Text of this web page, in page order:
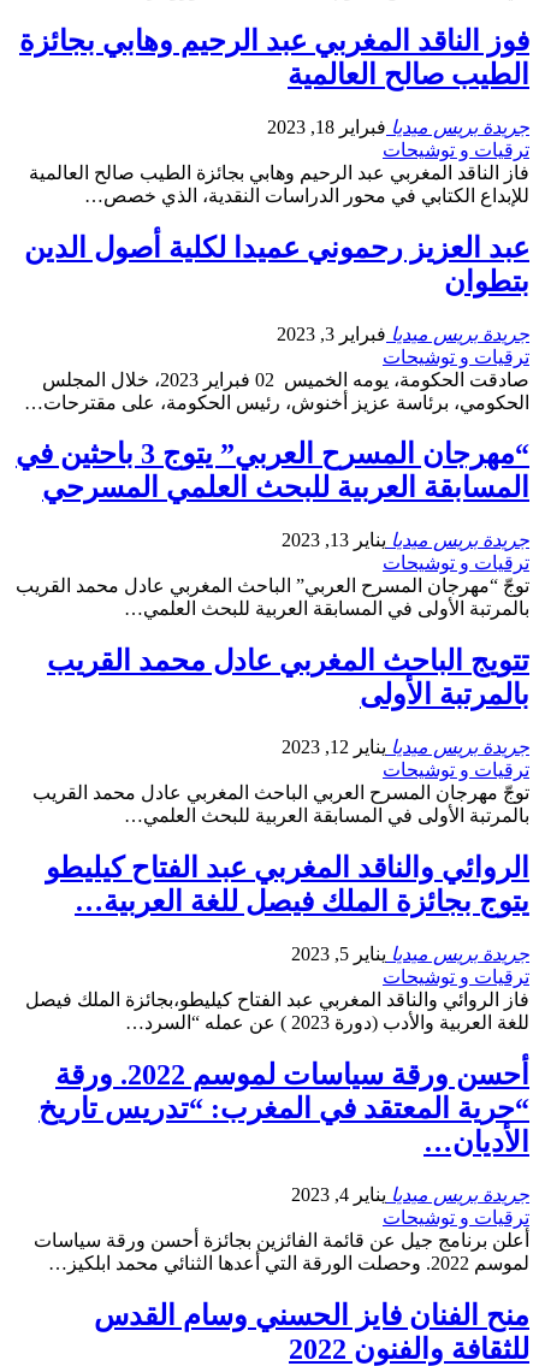
فوز الناقد المغربي عبد الرحيم وهابي بجائزة
الطيب صالح العالمية
جريدة بريس ميديا فبراير 18, 2023
ترقيات و توشيحات
فاز الناقد المغربي عبد الرحيم وهابي بجائزة الطيب صالح العالمية
للإبداع الكتابي في محور الدراسات النقدية، الذي خصص…
عبد العزيز رحموني عميدا لكلية أصول الدين
بتطوان
جريدة بريس ميديا فبراير 3, 2023
ترقيات و توشيحات
صادقت الحكومة، يومه الخميس 02 فبراير 2023، خلال المجلس
الحكومي، برئاسة عزيز أخنوش، رئيس الحكومة، على مقترحات…
“مهرجان المسرح العربي” يتوج 3 باحثين في
المسابقة العربية للبحث العلمي المسرحي
جريدة بريس ميديا يناير 13, 2023
ترقيات و توشيحات
توجّ “مهرجان المسرح العربي” الباحث المغربي عادل محمد القريب
بالمرتبة الأولى في المسابقة العربية للبحث العلمي…
تتويج الباحث المغربي عادل محمد القريب
بالمرتبة الأولى
جريدة بريس ميديا يناير 12, 2023
ترقيات و توشيحات
توجّ مهرجان المسرح العربي الباحث المغربي عادل محمد القريب
بالمرتبة الأولى في المسابقة العربية للبحث العلمي…
الروائي والناقد المغربي عبد الفتاح كيليطو
يتوج بجائزة الملك فيصل للغة العربية…
جريدة بريس ميديا يناير 5, 2023
ترقيات و توشيحات
فاز الروائي والناقد المغربي عبد الفتاح كيليطو،بجائزة الملك فيصل
للغة العربية والأدب (دورة 2023 ) عن عمله “السرد…
أحسن ورقة سياسات لموسم 2022. ورقة
“حرية المعتقد في المغرب: “تدريس تاريخ
الأديان…
جريدة بريس ميديا يناير 4, 2023
ترقيات و توشيحات
أعلن برنامج جيل عن قائمة الفائزين بجائزة أحسن ورقة سياسات
لموسم 2022. وحصلت الورقة التي أعدها الثنائي محمد ابلكيز…
منح الفنان فايز الحسني وسام القدس
للثقافة والفنون 2022